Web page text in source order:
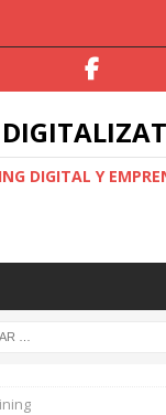
DIGITAL Y